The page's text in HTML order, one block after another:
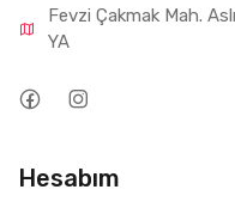
Fevzi Çakmak Mah.
YA
Hesabım